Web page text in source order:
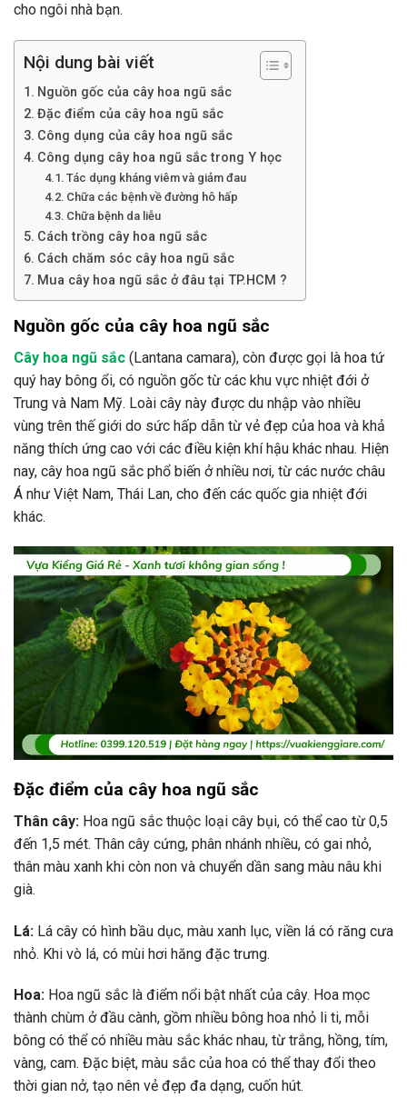
cho ngôi nhà bạn.
Nội dung bài viết
Nguồn gốc của cây hoa ngũ sắc
Đặc điểm của cây hoa ngũ sắc
Công dụng của cây hoa ngũ sắc
Công dụng cây hoa ngũ sắc trong Y học
Tác dụng kháng viêm và giảm đau
Chữa các bệnh về đường hô hấp
Chữa bệnh da liễu
Cách trồng cây hoa ngũ sắc
Cách chăm sóc cây hoa ngũ sắc
Mua cây hoa ngũ sắc ở đâu tại TP.HCM ?
Nguồn gốc của cây hoa ngũ sắc
Cây hoa ngũ sắc (Lantana camara), còn được gọi là hoa tứ
quý hay bông ổi, có nguồn gốc từ các khu vực nhiệt đới ở
Trung và Nam Mỹ. Loài cây này được du nhập vào nhiều
vùng trên thế giới do sức hấp dẫn từ vẻ đẹp của hoa và khả
năng thích ứng cao với các điều kiện khí hậu khác nhau. Hiện
nay, cây hoa ngũ sắc phổ biến ở nhiều nơi, từ các nước châu
Á như Việt Nam, Thái Lan, cho đến các quốc gia nhiệt đới
khác.
Đặc điểm của cây hoa ngũ sắc
Thân cây: Hoa ngũ sắc thuộc loại cây bụi, có thể cao từ 0,5
đến 1,5 mét. Thân cây cứng, phân nhánh nhiều, có gai nhỏ,
thân màu xanh khi còn non và chuyển dần sang màu nâu khi
già.
Lá: Lá cây có hình bầu dục, màu xanh lục, viền lá có răng cưa
nhỏ. Khi vò lá, có mùi hơi hăng đặc trưng.
Hoa: Hoa ngũ sắc là điểm nổi bật nhất của cây. Hoa mọc
thành chùm ở đầu cành, gồm nhiều bông hoa nhỏ li ti, mỗi
bông có thể có nhiều màu sắc khác nhau, từ trắng, hồng, tím,
vàng, cam. Đặc biệt, màu sắc của hoa có thể thay đổi theo
thời gian nở, tạo nên vẻ đẹp đa dạng, cuốn hút.